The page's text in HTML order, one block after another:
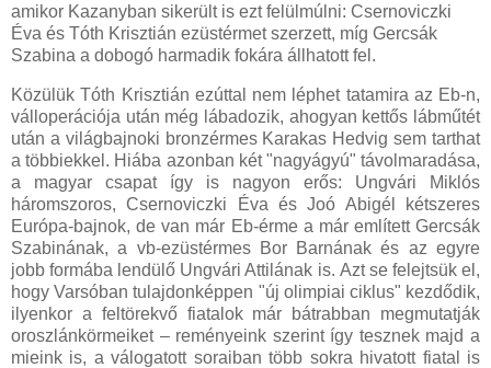
amikor Kazanyban sikerült is ezt felülmúlni: Csernoviczki
Éva és Tóth Krisztián ezüstérmet szerzett, míg Gercsák
Szabina a dobogó harmadik fokára állhatott fel.
Közülük Tóth Krisztián ezúttal nem léphet tatamira az Eb-n,
válloperációja után még lábadozik, ahogyan kettős lábműtét
után a világbajnoki bronzérmes Karakas Hedvig sem tarthat
a többiekkel. Hiába azonban két "nagyágyú" távolmaradása,
a magyar csapat így is nagyon erős: Ungvári Miklós
háromszoros, Csernoviczki Éva és Joó Abigél kétszeres
Európa-bajnok, de van már Eb-érme a már említett Gercsák
Szabinának, a vb-ezüstérmes Bor Barnának és az egyre
jobb formába lendülő Ungvári Attilának is. Azt se felejtsük el,
hogy Varsóban tulajdonképpen "új olimpiai ciklus" kezdődik,
ilyenkor a feltörekvő fiatalok már bátrabban megmutatják
oroszlánkörmeiket – reményeink szerint így tesznek majd a
mieink is, a válogatott soraiban több sokra hivatott fiatal is